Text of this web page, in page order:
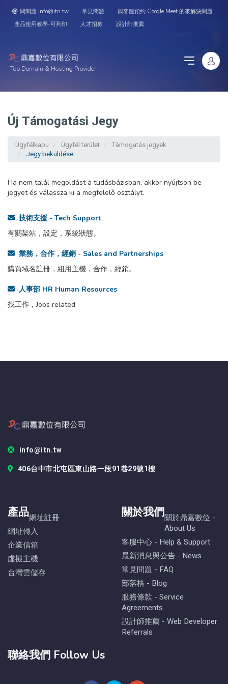
問問題 info@itn.tw 常見問題
與客服預約 Google Meet 的來解決問題
產品使用教學-可列印
人才招募 設計師推薦
Top Domain & Hosting Provider
Új Támogatási Jegy
Ügyfélkapu Ügyfél terület
Támogatás jegyek
Jegy beküldése
Ha nem talál megoldást a tudásbázisban, akkor nyújtson be
jegyet és válassza ki a megfelelő osztályt.
技術支援 - Tech Support
有關架站，設定，系統狀態。
業務，合作，經銷 - Sales and Partnerships
購買域名註冊，組用主機，合作，經銷。
人事部 HR Human Resources
找工作，Jobs related
info@itn.tw
406台中市北屯區東山路一段91巷29號1樓
產品網址註冊
網址轉入
企業信箱
虛擬主機
台灣雲儲存
關於我們關於鼎嘉數位 -
About Us
客服中心 - Help & Support
最新消息與公告 - News
常見問題 - FAQ
部落格 - Blog
服務條款 - Service
Agreements
設計師推薦 - Web Developer
Referrals
聯絡我們 Follow Us